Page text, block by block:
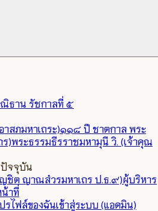
ธาน รัชกาลที่ ๕
สภมหาเถระ)๑๑๘ ปี ชาตกาล พระ
)พระธรรมธีรราชมหามุนี วิ. (เจ้าคุณ
ปัจจุบัน
ชิต ญาณสํวรมหาเถร ป.ธ.๙)ผู้บริหาร
น้าที่
รไฟล์ของฉันเข้าสู่ระบบ (แอดมิน)